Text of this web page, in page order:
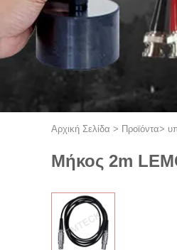
Αρχική Σελίδα > Προϊόντα>
Μήκος 2m